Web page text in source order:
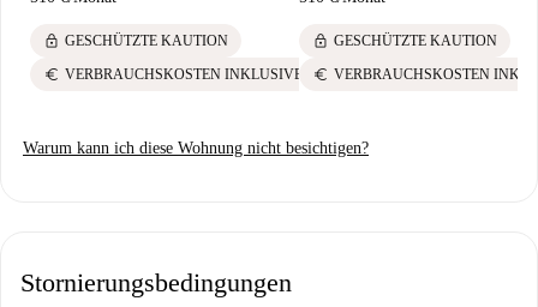
lock GESCHÜTZTE KAUTION
euro VERBRAUCHSKOSTEN INKLUSIVE
lock GESCHÜTZTE KAUTION
euro VERBRAUCHSKOSTEN
Warum kann ich diese Wohnung nicht besichtigen?
Stornierungsbedingungen